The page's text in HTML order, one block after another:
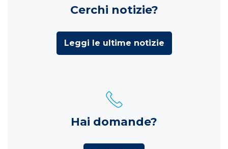
Cerchi notizie?
Leggi le ultime notizie
Hai domande?